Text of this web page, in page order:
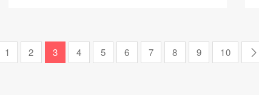
1 2 3 4 5 6 7 8 9 10